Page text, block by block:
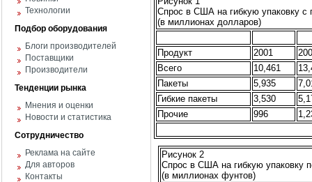
Технологии
Подбор оборудования
Блоги производителей
Поставщики
Производители
Тенденции рынка
Мнения и оценки
Новости и статистика
Сотрудничество
Реклама на сайте
Для авторов
Контакты
Спрос в США на гибкую упаковку с
(в миллионах долларов)
Продукт 2001
Всего
10,461
Пакеты
5,935
Гибкие пакеты
3,530
Прочие
996
Рисунок 2
Спрос в США на гибкую упаковку
(в миллионах фунтов)